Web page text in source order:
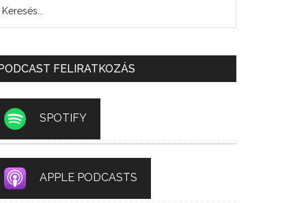
FELIRATKOZÁS
SPOTIFY
APPLE PODCASTS